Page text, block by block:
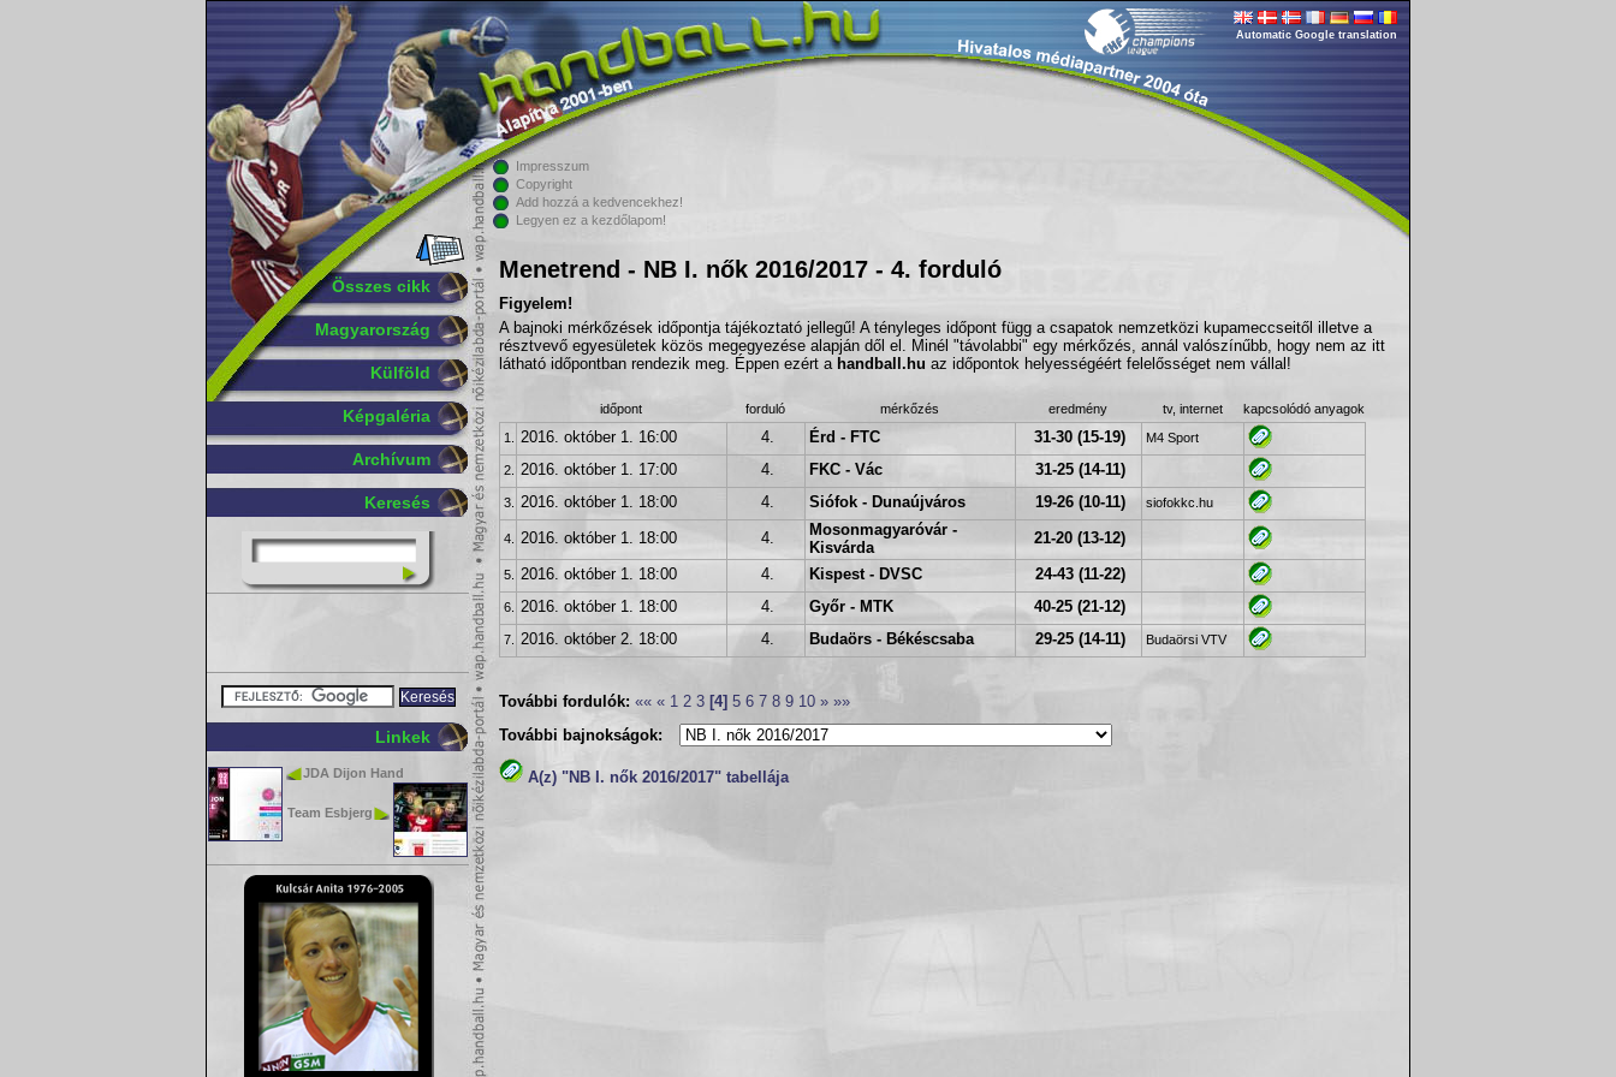
Összes cikk
Magyarország
Külföld
Képgaléria
Archívum
Keresés
Linkek
JDA Dijon Hand
Team Esbjerg
Automatic Google translation
Impresszum
Copyright
Add hozzá a kedvencekhez!
Legyen ez a kezdőlapom!
Menetrend - NB I. nők 2016/2017 - 4. forduló
Figyelem!
A bajnoki mérkőzések időpontja tájékoztató jellegű! A tényleges időpont függ a csapatok nemzetközi kupameccseitől illetve a
résztvevő egyesületek közös megegyezése alapján dől el. Minél "távolabbi" egy mérkőzés, annál valószínűbb, hogy nem az itt
látható időpontban rendezik meg. Éppen ezért a handball.hu az időpontok helyességéért felelősséget nem vállal!
időpont forduló mérkőzés eredmény tv, internet
kapcsolódó anyagok
1.
2016. október 1. 16:00 4. Érd - FTC 31-30 (15-19) M4 Sport
2. 2016. október 1. 17:00 4. FKC - Vác 31-25 (14-11)
3. 2016. október 1. 18:00 4. Siófok - Dunaújváros 19-26 (10-11) siofokkc.hu
4. 2016. október 1. 18:00 4.
Mosonmagyaróvár -
Kisvárda
21-20 (13-12)
5. 2016. október 1. 18:00 4. Kispest - DVSC 24-43 (11-22)
6. 2016. október 1. 18:00 4. Győr - MTK 40-25 (21-12)
7. 2016. október 2. 18:00 4. Budaörs - Békéscsaba 29-25 (14-11) Budaörsi VTV
További fordulók: «« « 1 2 3 [4] 5 6 7 8 9 10 » »»
További bajnokságok:
A(z) "NB I. nők 2016/2017" tabellája